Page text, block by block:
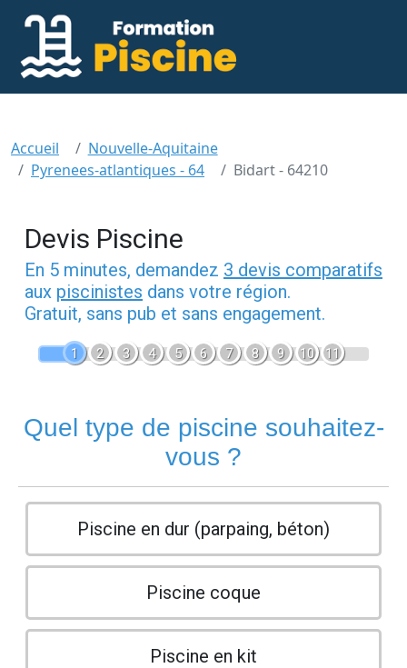
Accueil
Nouvelle-Aquitaine
Pyrenees-atlantiques - 64
Bidart - 64210
Devis Piscine
En 5 minutes, demandez 3 devis comparatifs
aux piscinistes dans votre région.
Gratuit, sans pub et sans engagement.
1 2 3 4 5 6 7 8 9 10 11
Quel type de piscine souhaitez-
vous ?
Piscine en dur (parpaing, béton)
Piscine coque
Piscine en kit